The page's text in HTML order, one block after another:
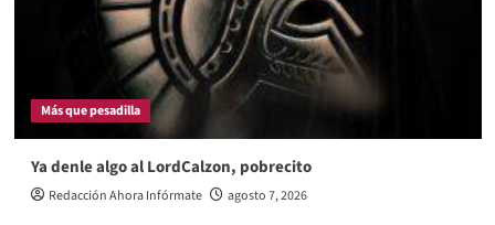
Más que pesadilla
Ya denle algo al LordCalzon, pobrecito
Redacción Ahora Infórmate agosto 7, 2026